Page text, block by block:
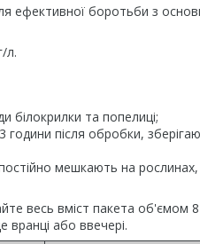
ефективної боротьби з
л.
білокрилки та попелиці;
години після обробки,
постійно мешкають на
весь вміст пакета об'ємом
вранці або ввечері.